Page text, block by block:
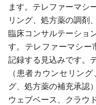
ます。テレファーマシ
リング、処方薬の調剤
臨床コンサルテーショ
す。テレファーマシー
記録する見込みです。
（患者カウンセリン
グ、処方薬の補充承認
ウェブベース、クラウ